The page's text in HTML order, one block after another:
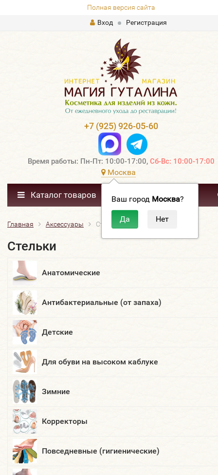
Полная версия сайта
Вход
Регистрация
+7 (925) 926-05-60
Время работы: Пн-Пт: 10:00-17:00, Сб-Вс: 10:00-17:00
Москва
Ваш город Москва?
Каталог товаров
Главная Аксессуары Стельки
Стельки
Анатомические
Антибактериальные (от запаха)
Детские
Для обуви на высоком каблуке
Зимние
Корректоры
Повседневные (гигиенические)